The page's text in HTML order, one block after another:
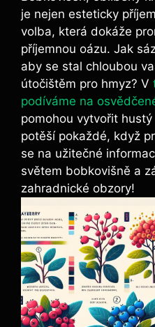
je nejen esteticky
volba, která dokáže
příjemnou oázu. Jak
aby se stal chloubou
útočištěm pro hmyz? V
podíváme na
pomohou vytvořit
potěší pokaždé, když
se na užitečné
světem bobkovišně a
zahradnické obzory!